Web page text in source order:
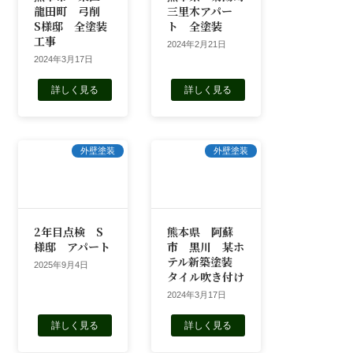
龍田町 弓削
S様邸 全塗装
工事
2024年3月17日
詳しく見る
三里木アパー
ト 全塗装
2024年2月21日
詳しく見る
外壁塗装
2年目点検 S
様邸 アパート
2025年9月4日
詳しく見る
外壁塗装
熊本県 阿蘇
市 黒川 某ホ
テル新築塗装
タイル吹き付け
2024年3月17日
詳しく見る